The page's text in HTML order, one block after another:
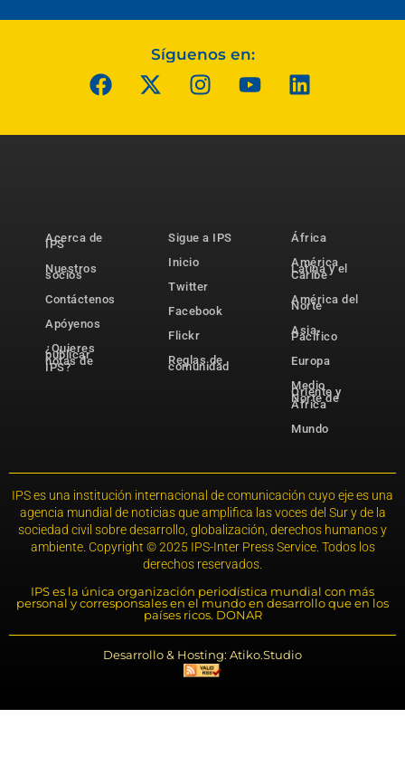
Síguenos en:
Acerca de
IPS
Nuestros
socios
Contáctenos
Apóyenos
¿Quieres
publicar
notas de
IPS?
Sigue a IPS
Inicio
Twitter
Facebook
Flickr
Reglas de
comunidad
África
América
Latina y el
Caribe
América del
Norte
Asia-
Pacífico
Europa
Medio
Oriente y
Norte de
África
Mundo
IPS es una institución internacional de comunicación cuyo eje es una
agencia mundial de noticias que amplifica las voces del Sur y de la
sociedad civil sobre desarrollo, globalización, derechos humanos y
ambiente. Copyright © 2025 IPS-Inter Press Service. Todos los
derechos reservados.
IPS es la única organización periodística mundial con más
personal y corresponsales en el mundo en desarrollo que en los
países ricos. DONAR
Desarrollo & Hosting: Atiko.Studio